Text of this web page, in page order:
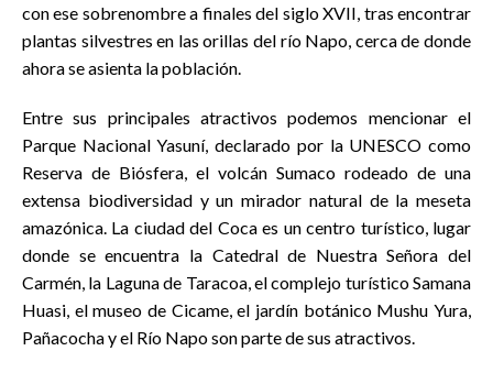
con ese sobrenombre a finales del siglo XVII, tras encontrar
plantas silvestres en las orillas del río Napo, cerca de donde
ahora se asienta la población.
Entre sus principales atractivos podemos mencionar el
Parque Nacional Yasuní, declarado por la UNESCO como
Reserva de Biósfera, el volcán Sumaco rodeado de una
extensa biodiversidad y un mirador natural de la meseta
amazónica. La ciudad del Coca es un centro turístico, lugar
donde se encuentra la Catedral de Nuestra Señora del
Carmén, la Laguna de Taracoa, el complejo turístico Samana
Huasi, el museo de Cicame, el jardín botánico Mushu Yura,
Pañacocha y el Río Napo son parte de sus atractivos.